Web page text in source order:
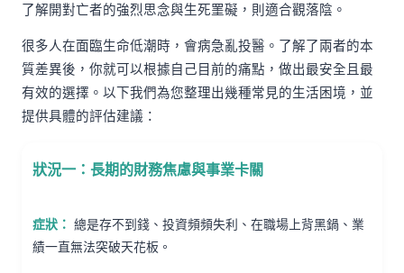
了解開對亡者的強烈思念與生死罣礙，則適合觀落陰。
很多人在面臨生命低潮時，會病急亂投醫。了解了兩者的本
質差異後，你就可以根據自己目前的痛點，做出最安全且最
有效的選擇。以下我們為您整理出幾種常見的生活困境，並
提供具體的評估建議：
狀況一：長期的財務焦慮與事業卡關
症狀： 總是存不到錢、投資頻頻失利、在職場上背黑鍋、業
績一直無法突破天花板。